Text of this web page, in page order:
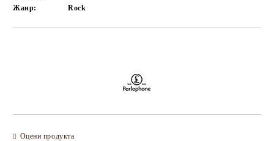
Жанр: Rock
Оцени продукта